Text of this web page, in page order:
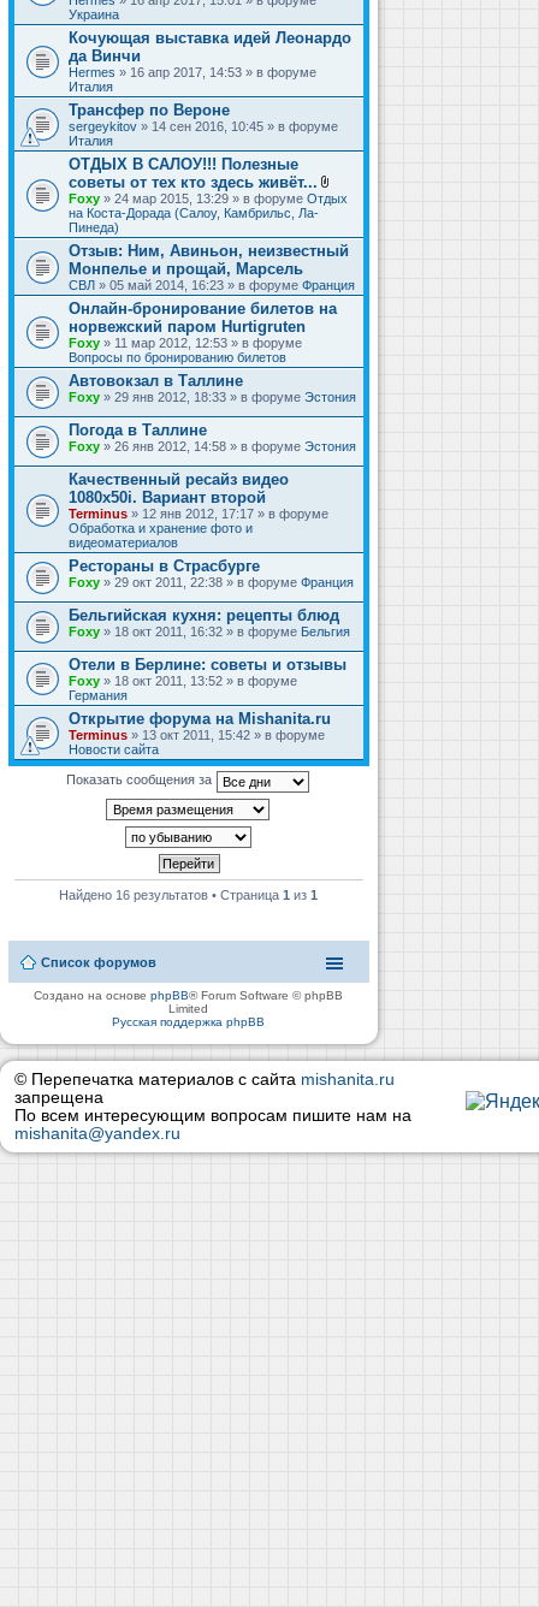
Украина
Кочующая выставка идей Леонардо
да Винчи
Hermes » 16 апр 2017, 14:53 » в форуме
Италия
Трансфер по Вероне
sergeykitov » 14 сен 2016, 10:45 » в форуме
Италия
ОТДЫХ В САЛОУ!!! Полезные
советы от тех кто здесь живёт...
В
л
ж
е
и
я
Foxy » 24 мар 2015, 13:29 » в форуме Отдых
на Коста-Дорада (Салоу, Камбрильс, Ла-
Пинеда)
Отзыв: Ним, Авиньон, неизвестный
Монпелье и прощай, Марсель
СВЛ » 05 май 2014, 16:23 » в форуме Франция
Онлайн-бронирование билетов на
норвежский паром Hurtigruten
Foxy » 11 мар 2012, 12:53 » в форуме
Вопросы по бронированию билетов
Автовокзал в Таллине
Foxy » 29 янв 2012, 18:33 » в форуме Эстония
Погода в Таллине
Foxy » 26 янв 2012, 14:58 » в форуме Эстония
Качественный ресайз видео
1080x50i. Вариант второй
Terminus » 12 янв 2012, 17:17 » в форуме
Обработка и хранение фото и
видеоматериалов
Рестораны в Страсбурге
Foxy » 29 окт 2011, 22:38 » в форуме Франция
Бельгийская кухня: рецепты блюд
Foxy » 18 окт 2011, 16:32 » в форуме Бельгия
Отели в Берлине: советы и отзывы
Foxy » 18 окт 2011, 13:52 » в форуме
Германия
Открытие форума на Mishanita.ru
Terminus » 13 окт 2011, 15:42 » в форуме
Новости сайта
Показать сообщения за
Найдено 16 результатов • Страница1 из1
Список форумов
Создано на основеphpBB® Forum Software © phpBB
Limited
Русская поддержка phpBB
© Перепечатка материалов с сайта mishanita.ru
запрещена
По всем интересующим вопросам пишите нам на
mishanita@yandex.ru